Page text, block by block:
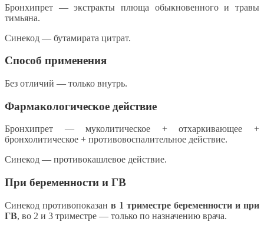
Бронхипрет — экстракты плюща обыкновенного и травы
тимьяна.
Синекод — бутамирата цитрат.
Способ применения
Без отличий — только внутрь.
Фармакологическое действие
Бронхипрет — муколитическое + отхаркивающее +
бронхолитическое + противовоспалительное действие.
Синекод — противокашлевое действие.
При беременности и ГВ
Синекод противопоказан в 1 триместре беременности и при
ГВ, во 2 и 3 триместре — только по назначению врача.